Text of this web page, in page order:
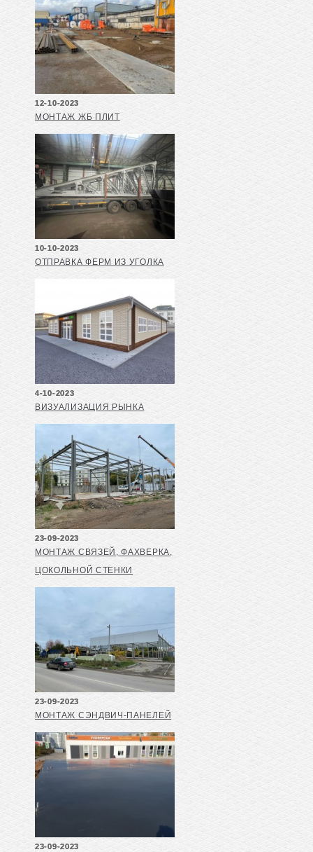
12-10-2023
МОНТАЖ ЖБ ПЛИТ
10-10-2023
ОТПРАВКА ФЕРМ ИЗ УГОЛКА
4-10-2023
ВИЗУАЛИЗАЦИЯ РЫНКА
23-09-2023
МОНТАЖ СВЯЗЕЙ, ФАХВЕРКА,
ЦОКОЛЬНОЙ СТЕНКИ
23-09-2023
МОНТАЖ СЭНДВИЧ-ПАНЕЛЕЙ
23-09-2023